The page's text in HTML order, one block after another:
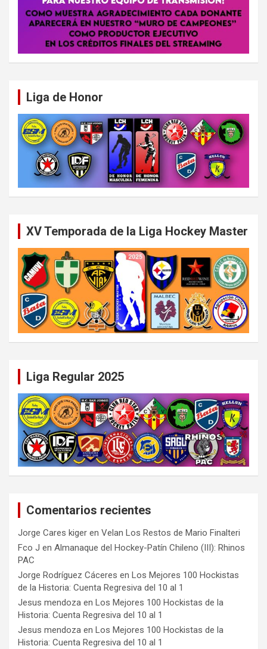
Liga de Honor
XV Temporada de la Liga Hockey Master
Liga Regular 2025
Comentarios recientes
Jorge Cares kiger en Velan Los Restos de Mario Finalteri
Fco J en Almanaque del Hockey-Patín Chileno (III): Rhinos
PAC
Jorge Rodríguez Cáceres en Los Mejores 100 Hockistas
de la Historia: Cuenta Regresiva del 10 al 1
Jesus mendoza en Los Mejores 100 Hockistas de la
Historia: Cuenta Regresiva del 10 al 1
Jesus mendoza en Los Mejores 100 Hockistas de la
Historia: Cuenta Regresiva del 10 al 1